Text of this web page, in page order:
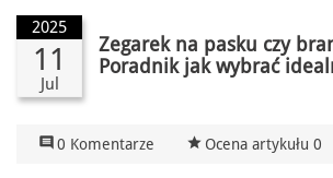
2025
11
Jul
Zegarek na pasku czy
Poradnik jak wybrać
 0 Komentarze star_rate
Ocena artykułu 0